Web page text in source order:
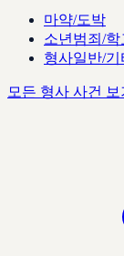
마약/도박
소년범죄/학
형사일반/기
모든 형사 사건 보